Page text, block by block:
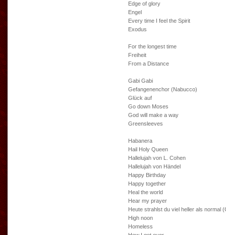
Edge of glory
Engel
Every time I feel the Spirit
Exodus
For the longest time
Freiheit
From a Distance
Gabi Gabi
Gefangenenchor (Nabucco)
Glück auf
Go down Moses
God will make a way
Greensleeves
Habanera
Hail Holy Queen
Hallelujah von L. Cohen
Hallelujah von Händel
Happy Birthday
Happy together
Heal the world
Hear my prayer
Heute strahlst du viel heller als normal
High noon
Homeless